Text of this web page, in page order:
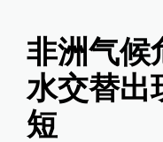
非洲气候
水交替出
短